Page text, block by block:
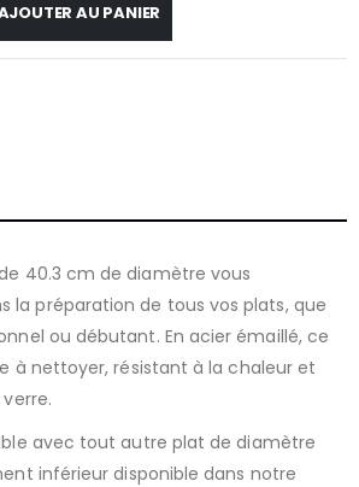
AU PANIER
40.3 cm de diamètre vous
la préparation de tous vos plats, que
ou débutant. En acier émaillé, ce
à nettoyer, résistant à la chaleur et
avec tout autre plat de diamètre
inférieur disponible dans notre